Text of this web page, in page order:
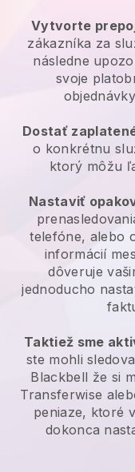
Vytvorte
zákazníka za
následne
svoje
Dostať
o konkrétnu
ktorý môžu
Nastaviť
telefóne, alebo
informácií
dôveruje
jednoducho
Taktiež sme
ste mohli
Blackbell že si
Transferwise
peniaze, ktoré
dokonca